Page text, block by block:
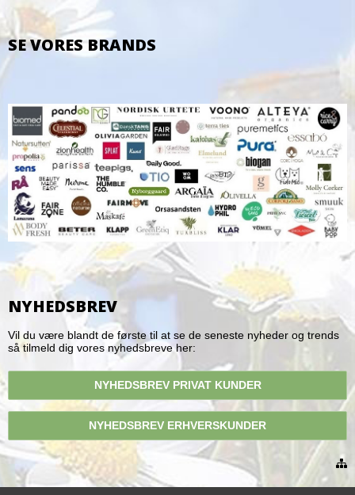
SE VORES BRANDS
NYHEDSBREV
Vil du være blandt de første til at se de seneste nyheder og trends
så tilmeld dig vores nyhedsbreve her:
NYHEDSBREV PRIVAT KUNDER
NYHEDSBREV ERHVERSKUNDER